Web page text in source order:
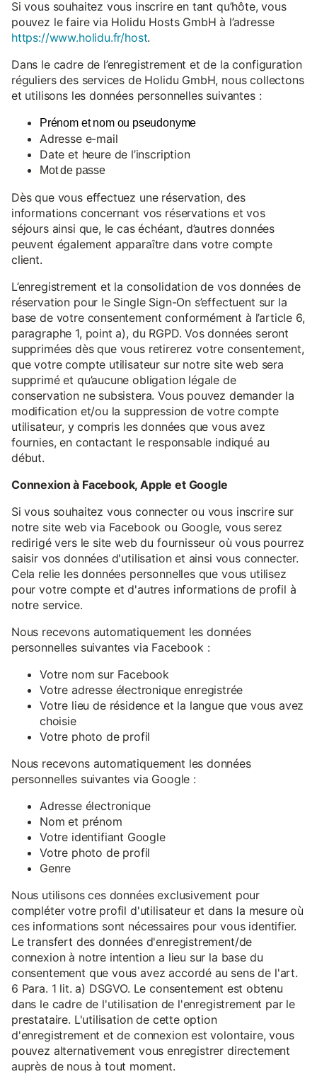
Si vous souhaitez vous inscrire en tant qu’hôte, vous
pouvez le faire via Holidu Hosts GmbH à l’adresse
https://www.holidu.fr/host.
Dans le cadre de l’enregistrement et de la configuration
réguliers des services de Holidu GmbH, nous collectons
et utilisons les données personnelles suivantes :
Prénom et nom ou pseudonyme
Adresse e-mail
Date et heure de l’inscription
Mot de passe
Dès que vous effectuez une réservation, des
informations concernant vos réservations et vos
séjours ainsi que, le cas échéant, d’autres données
peuvent également apparaître dans votre compte
client.
L’enregistrement et la consolidation de vos données de
réservation pour le Single Sign-On s’effectuent sur la
base de votre consentement conformément à l’article 6,
paragraphe 1, point a), du RGPD. Vos données seront
supprimées dès que vous retirerez votre consentement,
que votre compte utilisateur sur notre site web sera
supprimé et qu’aucune obligation légale de
conservation ne subsistera. Vous pouvez demander la
modification et/ou la suppression de votre compte
utilisateur, y compris les données que vous avez
fournies, en contactant le responsable indiqué au
début.
Connexion à Facebook, Apple et Google
Si vous souhaitez vous connecter ou vous inscrire sur
notre site web via Facebook ou Google, vous serez
redirigé vers le site web du fournisseur où vous pourrez
saisir vos données d'utilisation et ainsi vous connecter.
Cela relie les données personnelles que vous utilisez
pour votre compte et d'autres informations de profil à
notre service.
Nous recevons automatiquement les données
personnelles suivantes via Facebook :
Votre nom sur Facebook
Votre adresse électronique enregistrée
Votre lieu de résidence et la langue que vous avez
choisie
Votre photo de profil
Nous recevons automatiquement les données
personnelles suivantes via Google :
Adresse électronique
Nom et prénom
Votre identifiant Google
Votre photo de profil
Genre
Nous utilisons ces données exclusivement pour
compléter votre profil d'utilisateur et dans la mesure où
ces informations sont nécessaires pour vous identifier.
Le transfert des données d'enregistrement/de
connexion à notre intention a lieu sur la base du
consentement que vous avez accordé au sens de l'art.
6 Para. 1 lit. a) DSGVO. Le consentement est obtenu
dans le cadre de l'utilisation de l'enregistrement par le
prestataire. L'utilisation de cette option
d'enregistrement et de connexion est volontaire, vous
pouvez alternativement vous enregistrer directement
auprès de nous à tout moment.